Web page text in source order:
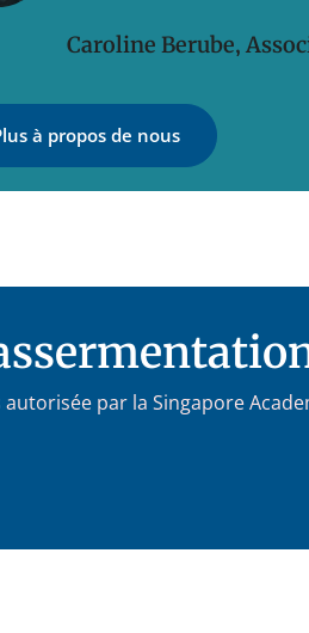
Caroline Berube,
à propos de nous
par la Singapore